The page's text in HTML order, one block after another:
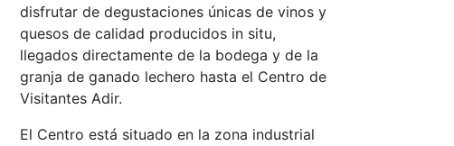
disfrutar de degustaciones únicas de vinos y
quesos de calidad producidos in situ,
llegados directamente de la bodega y de la
granja de ganado lechero hasta el Centro de
Visitantes Adir.
El Centro está situado en la zona industrial